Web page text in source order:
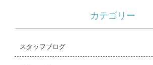
カテゴリー
スタッフブログ